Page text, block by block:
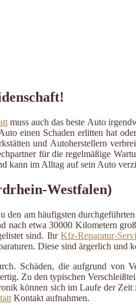
muss auch das beste Auto
einen Schaden erlitten hat
und Autoherstellern
für die regelmäßige
kann im Alltag auf sein Auto
Westfalen)
den am häufigsten
nach etwa 30000 Kilometern
sind. IhrKfz-Reparatur-
Diese sind ärgerlich und
Schäden, die aufgrund von
Zu den typischen
können sich im Laufe der
Kontakt aufnahmen.